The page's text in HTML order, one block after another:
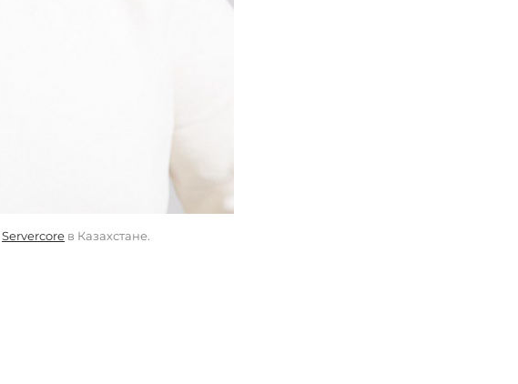
Servercore в Казахстане.